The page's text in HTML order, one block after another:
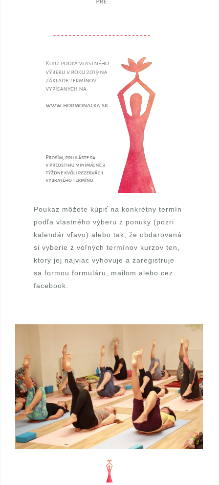
o
H
J
Poukaz môžete kúpiť na konkrétny termín
podľa vlastného výberu z ponuky (pozri
kalendár vľavo) alebo tak, že obdarovaná
si vyberie z voľných termínov kurzov ten,
ktorý jej najviac vyhovuje a zaregistruje
sa formou formuláru,
mailom alebo cez
facebook